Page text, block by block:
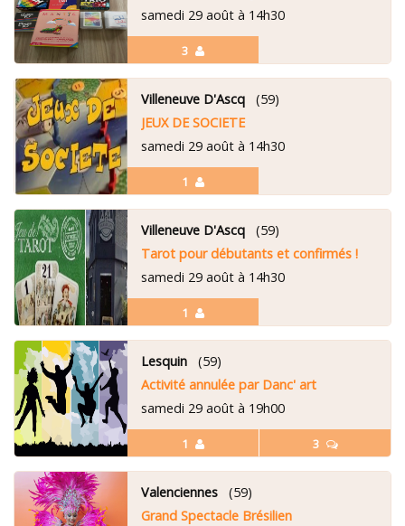
3
samedi 29 août à 14h30
1
Villeneuve D'Ascq(59)
JEUX DE SOCIETE
samedi 29 août à 14h30
1
Villeneuve D'Ascq(59)
Tarot pour débutants et confirmés !
samedi 29 août à 14h30
1 3
Lesquin(59)
Activité annulée par Danc' art
samedi 29 août à 19h00
Valenciennes(59)
Grand Spectacle Brésilien